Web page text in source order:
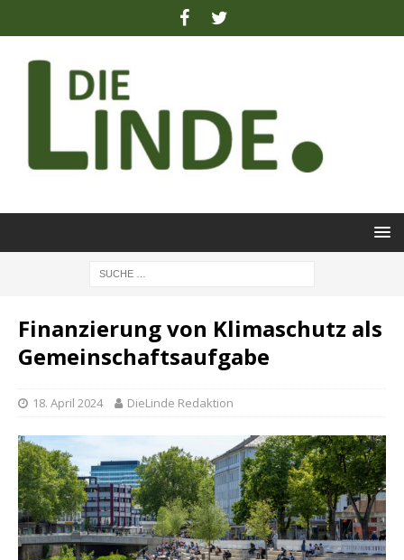
Finanzierung von Klimaschutz als
Gemeinschaftsaufgabe
18. April 2024 DieLinde Redaktion